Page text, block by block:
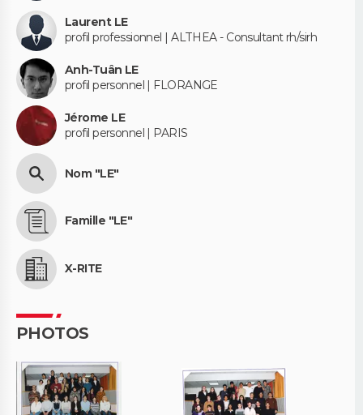
Laurent LE
profil professionnel | ALTHEA - Consultant rh/sirh
Anh-Tuân LE
profil personnel | FLORANGE
Jérome LE
profil personnel | PARIS
Nom "LE"
Famille "LE"
X-RITE
PHOTOS